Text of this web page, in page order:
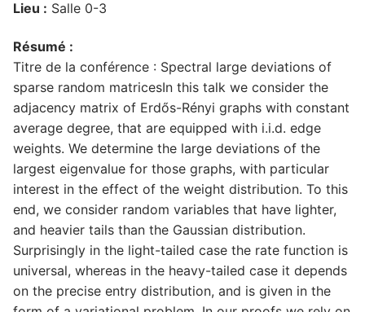
Lieu : Salle 0-3
Résumé :
Titre de la conférence : Spectral large deviations of
sparse random matricesIn this talk we consider the
adjacency matrix of Erdős-Rényi graphs with constant
average degree, that are equipped with i.i.d. edge
weights. We determine the large deviations of the
largest eigenvalue for those graphs, with particular
interest in the effect of the weight distribution. To this
end, we consider random variables that have lighter,
and heavier tails than the Gaussian distribution.
Surprisingly in the light-tailed case the rate function is
universal, whereas in the heavy-tailed case it depends
on the precise entry distribution, and is given in the